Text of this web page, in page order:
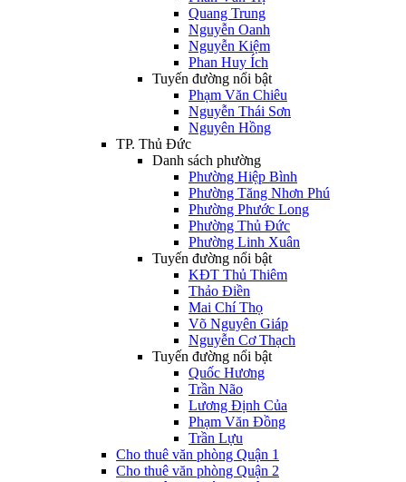
Quang Trung
Nguyễn Oanh
Nguyễn Kiệm
Phan Huy Ích
Tuyến đường nổi bật
Phạm Văn Chiêu
Nguyễn Thái Sơn
Nguyên Hồng
TP. Thủ Đức
Danh sách phường
Phường Hiệp Bình
Phường Tăng Nhơn Phú
Phường Phước Long
Phường Thủ Đức
Phường Linh Xuân
Tuyến đường nổi bật
KĐT Thủ Thiêm
Thảo Điền
Mai Chí Thọ
Võ Nguyên Giáp
Nguyễn Cơ Thạch
Tuyến đường nổi bật
Quốc Hương
Trần Não
Lương Định Của
Phạm Văn Đồng
Trần Lựu
Cho thuê văn phòng Quận 1
Cho thuê văn phòng Quận 2